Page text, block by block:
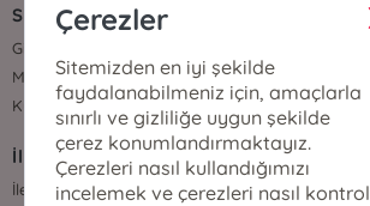
Sözleşmeler
Gizlilik Sözleşmesi
Mesafeli Satış Sözleşmesi
Kullanıcı Sözleşmesi
İletişim
İletişim
Çerezler
Sitemizden en iyi şekilde
faydalanabilmeniz için, amaçlarla
sınırlı ve gizliliğe uygun şekilde
çerez konumlandırmaktayız.
Çerezleri nasıl kullandığımızı
incelemek ve çerezleri nasıl kontrol